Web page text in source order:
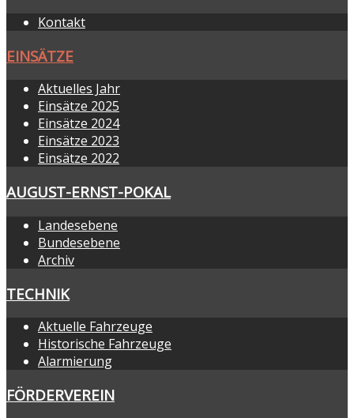
Kontakt
EINSÄTZE
Aktuelles Jahr
Einsätze 2025
Einsätze 2024
Einsätze 2023
Einsätze 2022
AUGUST-ERNST-POKAL
Landesebene
Bundesebene
Archiv
TECHNIK
Aktuelle Fahrzeuge
Historische Fahrzeuge
Alarmierung
FÖRDERVEREIN